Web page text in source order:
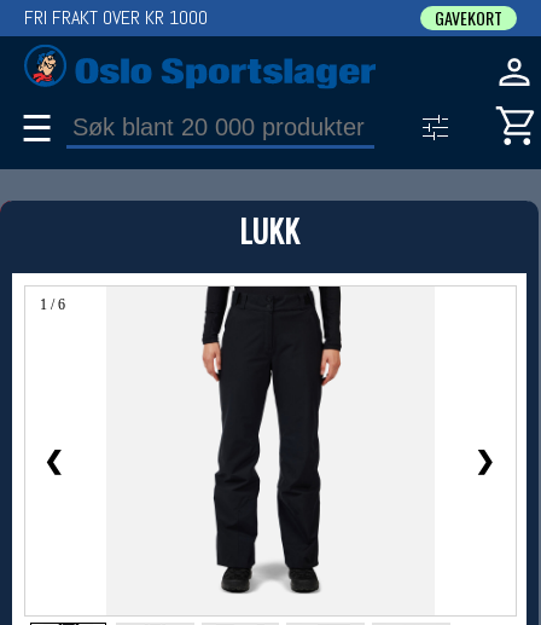
LUKK
1 / 6
❮ ❯
FRI FRAKT OVER KR 1000 GAVEKORT
☰
PRODUKT
Produkter (1)
Bruk filter til å spisse søket